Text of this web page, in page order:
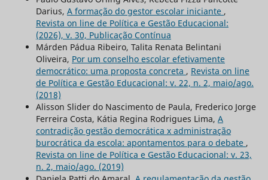
Darius, A formação do gestor escolar iniciante ,
Revista on line de Política e Gestão Educacional:
(2026), v. 30, Publicação Contínua
Márden Pádua Ribeiro, Talita Renata Belintani
Oliveira, Por um conselho escolar efetivamente
democrático: uma proposta concreta , Revista on line
de Política e Gestão Educacional: v. 22, n. 2, maio/ago.
(2018)
Alisson Slider do Nascimento de Paula, Frederico Jorge
Ferreira Costa, Kátia Regina Rodrigues Lima, A
contradição gestão democrática x administração
burocrática da escola: apontamentos para o debate ,
Revista on line de Política e Gestão Educacional: v. 23,
n. 2, maio/ago. (2019)